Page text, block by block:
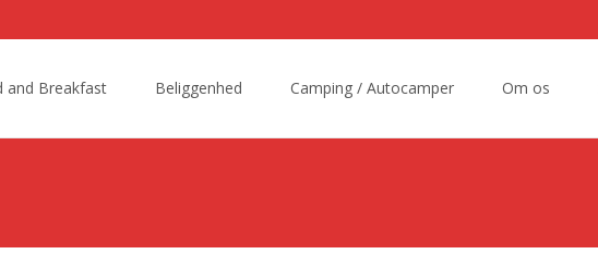
and Breakfast Beliggenhed Camping / Autocamper Om os